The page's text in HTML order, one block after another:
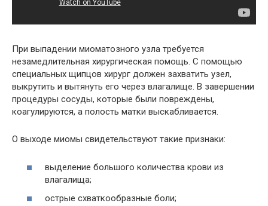
При выпадении миоматозного узла требуется
незамедлительная хирургическая помощь. С помощью
специальных щипцов хирург должен захватить узел,
выкрутить и вытянуть его через влагалище. В завершении
процедуры сосуды, которые были повреждены,
коагулируются, а полость матки выскабливается.
О выходе миомы свидетельствуют такие признаки:
выделение большого количества крови из
влагалища;
острые схваткообразные боли;